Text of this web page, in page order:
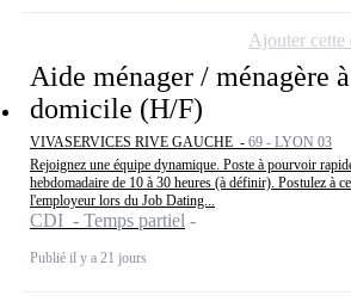
Aide ménager / ménagère à
domicile (H/F)
VIVASERVICES RIVE GAUCHE - 69 - LYON 03
Rejoignez une équipe dynamique. Poste à pourvoir
hebdomadaire de 10 à 30 heures (à définir). Postulez à
l'employeur lors du Job Dating...
CDI - Temps partiel
Publié il y a 21 jours
Ajouter cette